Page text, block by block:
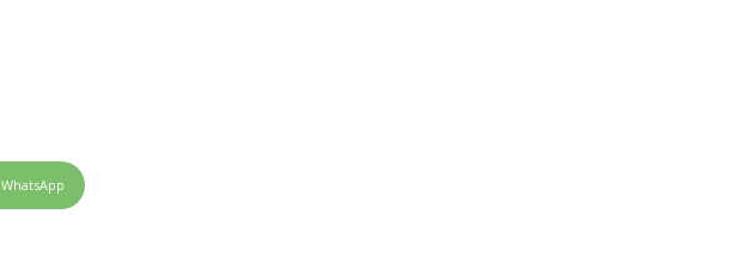
WhatsApp